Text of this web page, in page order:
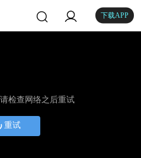
下载APP
检查网络之后重试
重试